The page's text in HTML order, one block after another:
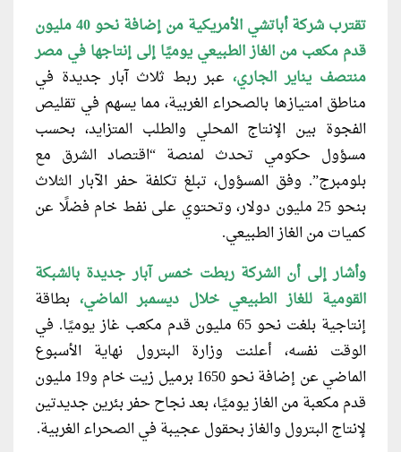
تقترب شركة أباتشي الأمريكية من إضافة نحو 40 مليون
قدم مكعب من الغاز الطبيعي يوميًا إلى إنتاجها في مصر
منتصف يناير الجاري،عبر ربط ثلاث آبار جديدة في
مناطق امتيازها بالصحراء الغربية، مما يسهم في تقليص
الفجوة بين الإنتاج المحلي والطلب المتزايد، بحسب
مسؤول حكومي تحدث لمنصة “اقتصاد الشرق مع
بلومبرج”. وفق المسؤول، تبلغ تكلفة حفر الآبار الثلاث
بنحو 25 مليون دولار، وتحتوي على نفط خام فضلًا عن
كميات من الغاز الطبيعي.
وأشار إلى أن الشركة ربطت خمس آبار جديدة بالشبكة
القومية للغاز الطبيعي خلال ديسمبر الماضي، بطاقة
إنتاجية بلغت نحو 65 مليون قدم مكعب غاز يوميًا. في
الوقت نفسه، أعلنت وزارة البترول نهاية الأسبوع
الماضي عن إضافة نحو 1650 برميل زيت خام و19 مليون
قدم مكعبة من الغاز يوميًا، بعد نجاح حفر بئرين جديدتين
لإنتاج البترول والغاز بحقول عجيبة في الصحراء الغربية.